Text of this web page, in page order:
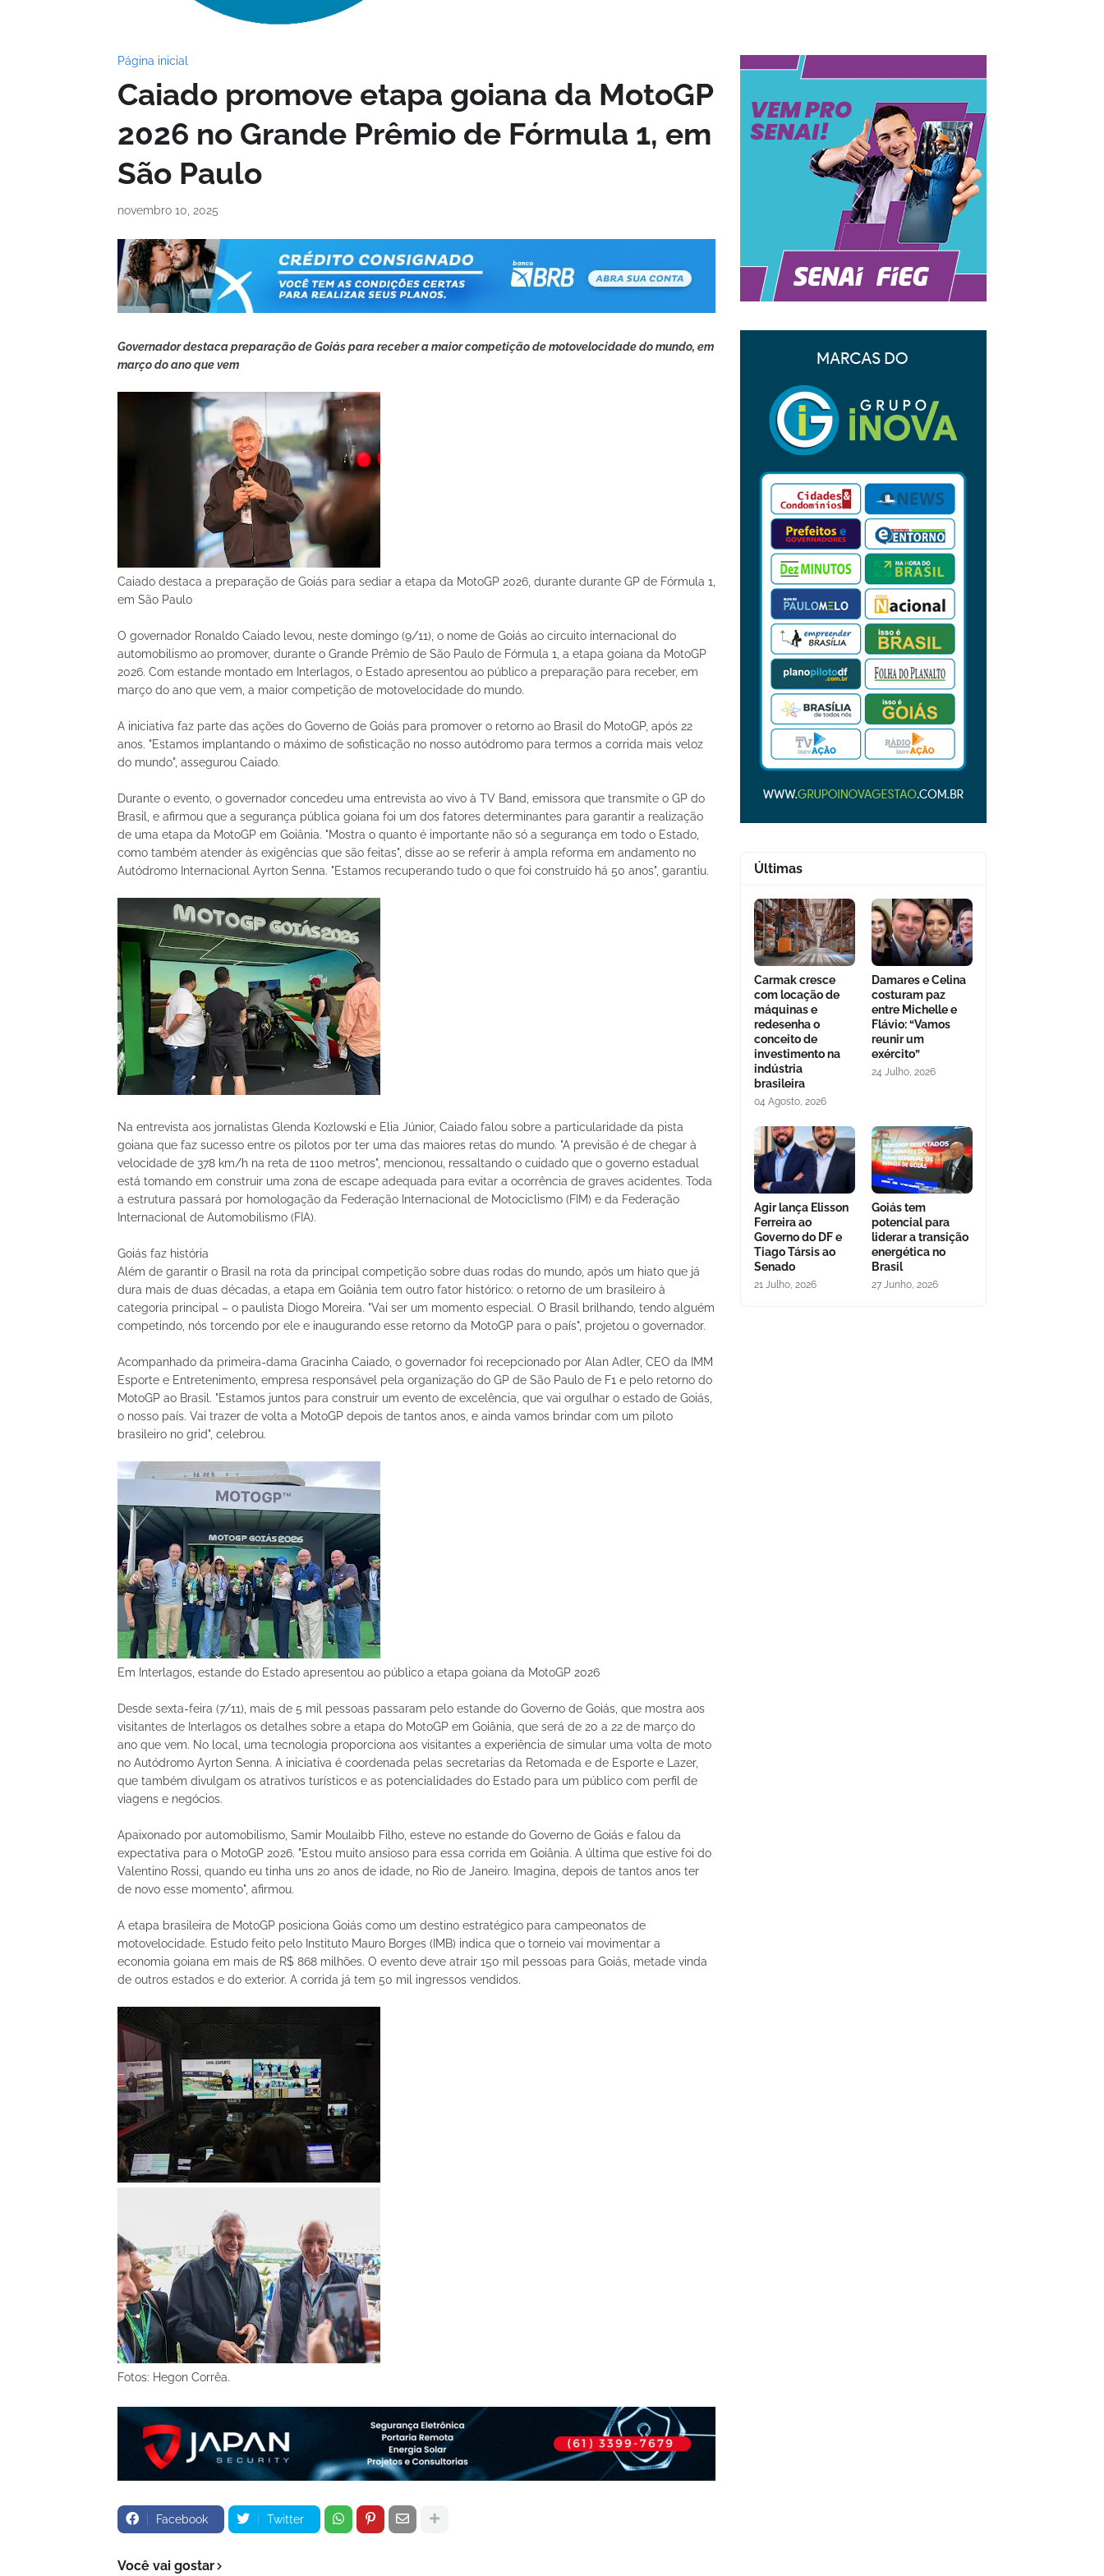
Página inicial
Caiado promove etapa goiana da MotoGP
2026 no Grande Prêmio de Fórmula 1, em
São Paulo
novembro 10, 2025
Governador destaca preparação de Goiás para receber a maior competição de motovelocidade do mundo, em
março do ano que vem
Caiado destaca a preparação de Goiás para sediar a etapa da MotoGP 2026, durante durante GP de Fórmula 1,
em São Paulo
O governador Ronaldo Caiado levou, neste domingo (9/11), o nome de Goiás ao circuito internacional do
automobilismo ao promover, durante o Grande Prêmio de São Paulo de Fórmula 1, a etapa goiana da MotoGP
2026. Com estande montado em Interlagos, o Estado apresentou ao público a preparação para receber, em
março do ano que vem, a maior competição de motovelocidade do mundo.
A iniciativa faz parte das ações do Governo de Goiás para promover o retorno ao Brasil do MotoGP, após 22
anos. "Estamos implantando o máximo de sofisticação no nosso autódromo para termos a corrida mais veloz
do mundo", assegurou Caiado.
Durante o evento, o governador concedeu uma entrevista ao vivo à TV Band, emissora que transmite o GP do
Brasil, e afirmou que a segurança pública goiana foi um dos fatores determinantes para garantir a realização
de uma etapa da MotoGP em Goiânia. "Mostra o quanto é importante não só a segurança em todo o Estado,
como também atender às exigências que são feitas", disse ao se referir à ampla reforma em andamento no
Autódromo Internacional Ayrton Senna. "Estamos recuperando tudo o que foi construído há 50 anos", garantiu.
Na entrevista aos jornalistas Glenda Kozlowski e Elia Júnior, Caiado falou sobre a particularidade da pista
goiana que faz sucesso entre os pilotos por ter uma das maiores retas do mundo. "A previsão é de chegar à
velocidade de 378 km/h na reta de 1100 metros", mencionou, ressaltando o cuidado que o governo estadual
está tomando em construir uma zona de escape adequada para evitar a ocorrência de graves acidentes. Toda
a estrutura passará por homologação da Federação Internacional de Motociclismo (FIM) e da Federação
Internacional de Automobilismo (FIA).
Goiás faz história
Além de garantir o Brasil na rota da principal competição sobre duas rodas do mundo, após um hiato que já
dura mais de duas décadas, a etapa em Goiânia tem outro fator histórico: o retorno de um brasileiro à
categoria principal – o paulista Diogo Moreira. "Vai ser um momento especial. O Brasil brilhando, tendo alguém
competindo, nós torcendo por ele e inaugurando esse retorno da MotoGP para o país", projetou o governador.
Acompanhado da primeira-dama Gracinha Caiado, o governador foi recepcionado por Alan Adler, CEO da IMM
Esporte e Entretenimento, empresa responsável pela organização do GP de São Paulo de F1 e pelo retorno do
MotoGP ao Brasil. "Estamos juntos para construir um evento de excelência, que vai orgulhar o estado de Goiás,
o nosso país. Vai trazer de volta a MotoGP depois de tantos anos, e ainda vamos brindar com um piloto
brasileiro no grid", celebrou.
Em Interlagos, estande do Estado apresentou ao público a etapa goiana da MotoGP 2026
Desde sexta-feira (7/11), mais de 5 mil pessoas passaram pelo estande do Governo de Goiás, que mostra aos
visitantes de Interlagos os detalhes sobre a etapa do MotoGP em Goiânia, que será de 20 a 22 de março do
ano que vem. No local, uma tecnologia proporciona aos visitantes a experiência de simular uma volta de moto
no Autódromo Ayrton Senna. A iniciativa é coordenada pelas secretarias da Retomada e de Esporte e Lazer,
que também divulgam os atrativos turísticos e as potencialidades do Estado para um público com perfil de
viagens e negócios.
Apaixonado por automobilismo, Samir Moulaibb Filho, esteve no estande do Governo de Goiás e falou da
expectativa para o MotoGP 2026. "Estou muito ansioso para essa corrida em Goiânia. A última que estive foi do
Valentino Rossi, quando eu tinha uns 20 anos de idade, no Rio de Janeiro. Imagina, depois de tantos anos ter
de novo esse momento", afirmou.
A etapa brasileira de MotoGP posiciona Goiás como um destino estratégico para campeonatos de
motovelocidade. Estudo feito pelo Instituto Mauro Borges (IMB) indica que o torneio vai movimentar a
economia goiana em mais de R$ 868 milhões. O evento deve atrair 150 mil pessoas para Goiás, metade vinda
de outros estados e do exterior. A corrida já tem 50 mil ingressos vendidos.
Fotos: Hegon Corrêa.
Facebook Twitter
Você vai gostar
Últimas
Carmak cresce
com locação de
máquinas e
redesenha o
conceito de
investimento na
indústria
brasileira
04 Agosto, 2026
Damares e Celina
costuram paz
entre Michelle e
Flávio: “Vamos
reunir um
exército”
24 Julho, 2026
Agir lança Elisson
Ferreira ao
Governo do DF e
Tiago Társis ao
Senado
21 Julho, 2026
Goiás tem
potencial para
liderar a transição
energética no
Brasil
27 Junho, 2026